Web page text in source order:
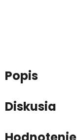
Popis
Diskusia